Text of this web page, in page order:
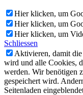
Hier klicken, um
Hier klicken, um
Hier klicken, um
Schliessen
Aktivieren, damit die
wird und alle Cookies,
werden. Wir benötigen
gespeichert wird.
Seitenladen